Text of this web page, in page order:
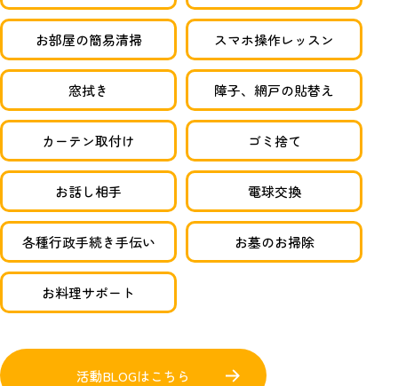
お部屋の簡易清掃 スマホ操作レッスン
窓拭き 障子、網戸の貼替え
カーテン取付け ゴミ捨て
お話し相手 電球交換
各種行政手続き手伝い お墓のお掃除
お料理サポート
活動BLOGはこちら